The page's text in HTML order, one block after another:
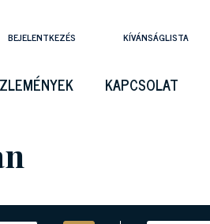
BEJELENTKEZÉS KÍVÁNSÁGLISTA
KAPCSOLAT